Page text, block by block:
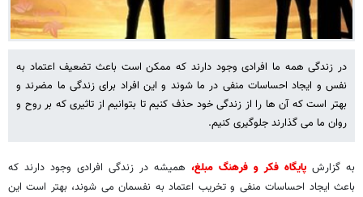
در زندگی همه ما افرادی وجود دارند که ممکن است باعث تضعیف اعتماد به
نفس و ایجاد احساسات منفی در ما شوند و این افراد برای زندگی ما مضرند و
بهتر است که آن ها را از زندگی خود حذف کنیم تا بتوانیم از تاثیری که بر روح و
روان ما می گذارند جلوگیری کنیم.
به گزارش پایگاه فکر و فرهنگ مبلغ، همیشه در زندگی افرادی وجود دارند که
باعث ایجاد احساسات منفی و تخریب اعتماد به نفسمان می شوند، بهتر است این